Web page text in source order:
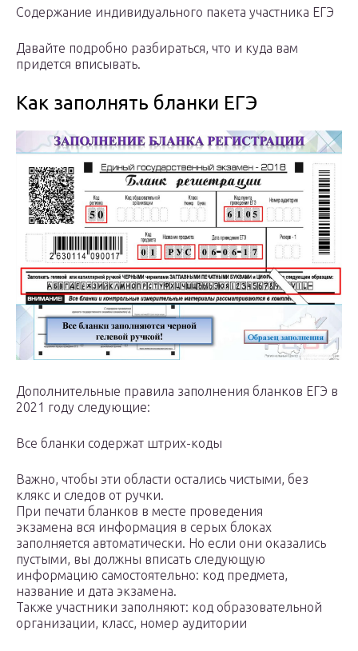
Содержание индивидуального пакета участника ЕГЭ
Давайте подробно разбираться, что и куда вам
придется вписывать.
Как заполнять бланки ЕГЭ
Дополнительные правила заполнения бланков ЕГЭ в
2021 году следующие:
Все бланки содержат штрих-коды
Важно, чтобы эти области остались чистыми, без
клякс и следов от ручки.
При печати бланков в месте проведения
экзамена вся информация в серых блоках
заполняется автоматически. Но если они оказались
пустыми, вы должны вписать следующую
информацию самостоятельно: код предмета,
название и дата экзамена.
Также участники заполняют: код образовательной
организации, класс, номер аудитории